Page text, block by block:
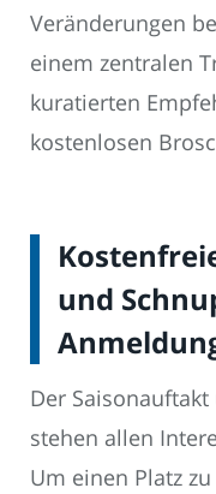
Veränderungen
einem zentralen
kuratierten
kostenlosen
und
Der
stehen allen
Um einen Platz